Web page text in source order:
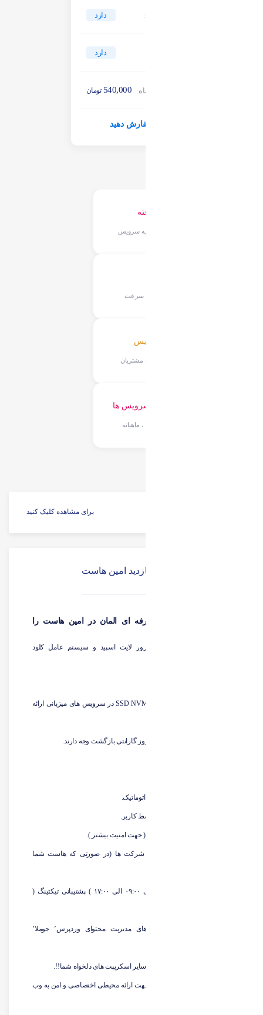
بکاپ گیری: دارد
دارد
هزینه سه ماه: 540,000 تومان
سفارش دهید
پشتیبانی مداوم از کلیه سرویس
بدون قطعی و کاهش سرعت
تحویل آنی سرویس
تحویل آنی سفارشات مشتریان
بکاپ منظم از سرویس ها
بکاپ روزانه ، هفتگی ، ماهیانه
برای مشاهده کلیک کنید
میزبانی وب پربازدید امین هاست
چرا سرویس میزبانی حرفه ای المان در امین هاست را
در تمامی پلن ها از وب سرور لایت اسپید و سیستم عامل کلود
استفاده از هاردهای قدرتمند SSD NVME در سرویس های میزبانی ارائه
امکان تغییر پلن هاست بصورت اتوماتیک.
امکان تغییر ورژن پی اچ پی توسط کاربر.
فایروال سخت افزاری سیستم ( جهت امنیت بیشتر ).
انتقال رایگان سایت از سایر شرکت ها (در صورتی که هاست شما
پشتیبانی تلفنی ( ساعت اداری ۰۹:۰۰ الی ۱۷:۰۰ ) پشتیبانی تیکتینگ (
پشتیبانی کامل از سیستم های مدیریت محتوای وردپرس٬ جوملا٬
بهره گیری از قابلیت CageFS جهت ارائه محیطی اختصاصی و امن به وب